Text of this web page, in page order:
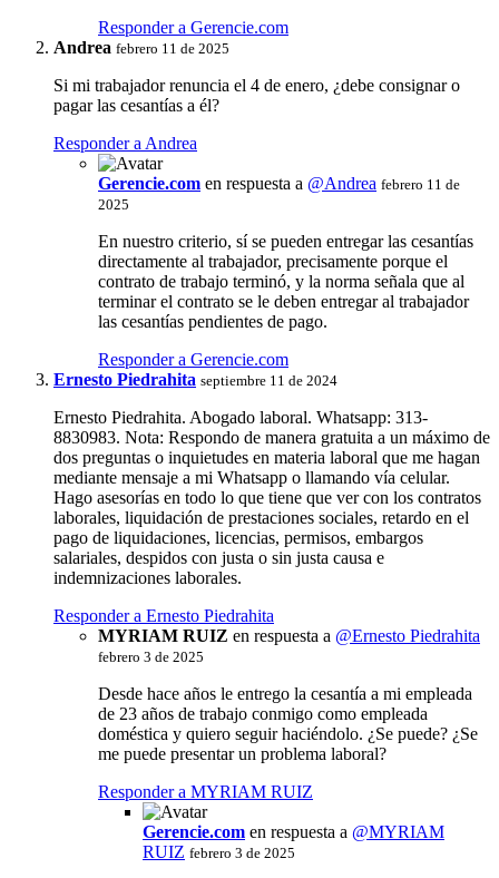
Responder a Gerencie.com
Andrea febrero 11 de 2025
Si mi trabajador renuncia el 4 de enero, ¿debe consignar o
pagar las cesantías a él?
Responder a Andrea
Gerencie.com en respuesta a @Andrea febrero 11 de
2025
En nuestro criterio, sí se pueden entregar las cesantías
directamente al trabajador, precisamente porque el
contrato de trabajo terminó, y la norma señala que al
terminar el contrato se le deben entregar al trabajador
las cesantías pendientes de pago.
Responder a Gerencie.com
Ernesto Piedrahita septiembre 11 de 2024
Ernesto Piedrahita. Abogado laboral. Whatsapp: 313-
8830983. Nota: Respondo de manera gratuita a un máximo de
dos preguntas o inquietudes en materia laboral que me hagan
mediante mensaje a mi Whatsapp o llamando vía celular.
Hago asesorías en todo lo que tiene que ver con los contratos
laborales, liquidación de prestaciones sociales, retardo en el
pago de liquidaciones, licencias, permisos, embargos
salariales, despidos con justa o sin justa causa e
indemnizaciones laborales.
Responder a Ernesto Piedrahita
MYRIAM RUIZ en respuesta a @Ernesto Piedrahita
febrero 3 de 2025
Desde hace años le entrego la cesantía a mi empleada
de 23 años de trabajo conmigo como empleada
doméstica y quiero seguir haciéndolo. ¿Se puede? ¿Se
me puede presentar un problema laboral?
Responder a MYRIAM RUIZ
Gerencie.com en respuesta a @MYRIAM
RUIZ febrero 3 de 2025